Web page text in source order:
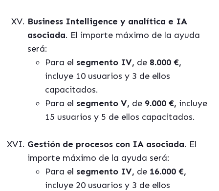
Business Intelligence y analítica e IA
asociada. El importe máximo de la ayuda
será:
Para el segmento IV, de 8.000 €,
incluye 10 usuarios y 3 de ellos
capacitados.
Para el segmento V, de 9.000 €, incluye
15 usuarios y 5 de ellos capacitados.
Gestión de procesos con IA asociada. El
importe máximo de la ayuda será:
Para el segmento IV, de 16.000 €,
incluye 20 usuarios y 3 de ellos